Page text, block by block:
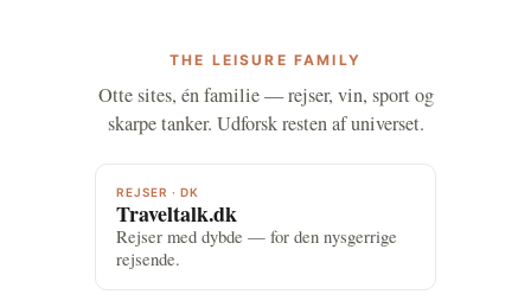
THE LEISURE FAMILY
Otte sites, én familie — rejser, vin, sport og
skarpe tanker. Udforsk resten af universet.
REJSER · DK
Traveltalk.dk
Rejser med dybde — for den nysgerrige
rejsende.